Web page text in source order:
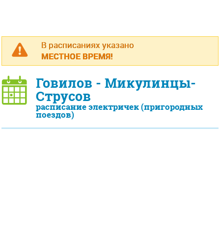
В расписаниях указано
МЕСТНОЕ ВРЕМЯ!
Говилов - Микулинцы-
Струсов
расписание электричек (пригородных
поездов)